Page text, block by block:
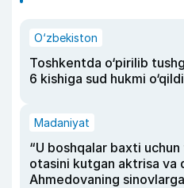
O‘zbekiston
Toshkentda o‘pirilib
6 kishiga sud hukmi o‘qildi
Madaniyat
“U boshqalar baxti uchun
otasini kutgan aktrisa va
Ahmedovaning